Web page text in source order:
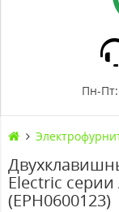
Пн-
Electric
(EPH0600123)